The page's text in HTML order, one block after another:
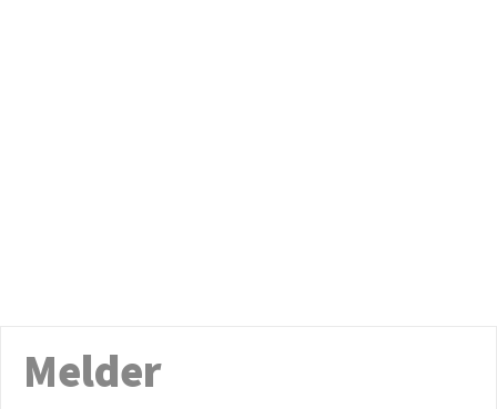
Melder